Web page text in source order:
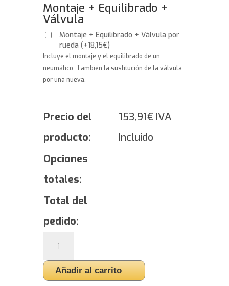
Montaje + Equilibrado +
Válvula
Montaje + Equilibrado + Válvula por
rueda(+18,15€)
Incluye el montaje y el equilibrado de un
neumático. También la sustitución de la válvula
por una nueva.
Precio del
producto:
153,91€ IVA
Incluido
Opciones
totales:
Total del
pedido:
BluEarth
4S
AW21Añadir al carrito